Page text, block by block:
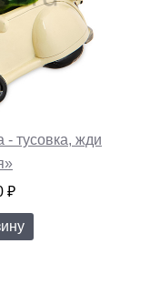
- тусовка, жди
₽